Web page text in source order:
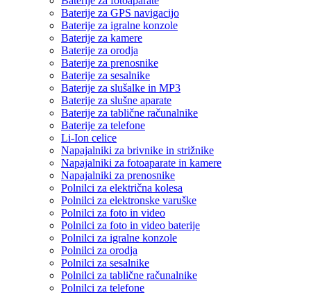
Baterije za GPS navigacijo
Baterije za igralne konzole
Baterije za kamere
Baterije za orodja
Baterije za prenosnike
Baterije za sesalnike
Baterije za slušalke in MP3
Baterije za slušne aparate
Baterije za tablične računalnike
Baterije za telefone
Li-Ion celice
Napajalniki za brivnike in strižnike
Napajalniki za fotoaparate in kamere
Napajalniki za prenosnike
Polnilci za električna kolesa
Polnilci za elektronske varuške
Polnilci za foto in video
Polnilci za foto in video baterije
Polnilci za igralne konzole
Polnilci za orodja
Polnilci za sesalnike
Polnilci za tablične računalnike
Polnilci za telefone